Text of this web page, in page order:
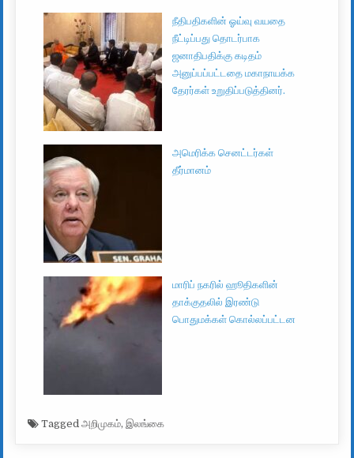
நீதிபதிகளின் ஓய்வு வயதை
நீட்டிப்பது தொடர்பாக
ஜனாதிபதிக்கு கடிதம்
அனுப்பப்பட்டதை மகாநாயக்க
தேரர்கள் உறுதிப்படுத்தினர்.
அமெரிக்க செனட்டர்கள்
தீர்மானம்
மாரிப் நகரில் ஹூதிகளின்
தாக்குதலில் இரண்டு
பொதுமக்கள் கொல்லப்பட்டன
Taggedஅறிமுகம்,இலங்கை